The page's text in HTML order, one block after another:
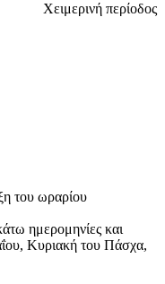
Χειμερινή περίοδος
του ωραρίου
ημερομηνίες και
Κυριακή του Πάσχα,